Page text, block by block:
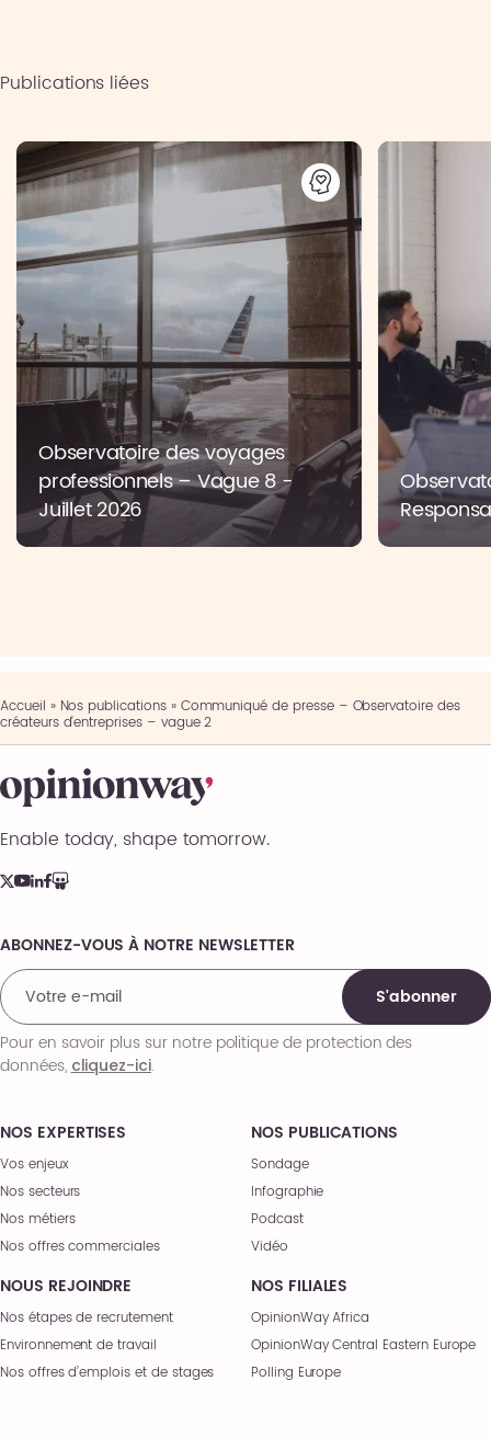
Publications liées
Observatoire des voyages
professionnels – Vague 8 -
Juillet 2026
Accueil » Nos publications» Communiqué de presse – Observatoire des
créateurs d’entreprises – vague 2
Enable today, shape tomorrow.
NOS EXPERTISES
Vos enjeux
Nos secteurs
Nos métiers
Nos offres commerciales
NOS PUBLICATIONS
Sondage
Infographie
Podcast
Vidéo
NOUS REJOINDRE
Nos étapes de recrutement
Environnement de travail
Nos offres d’emplois et de stages
NOS FILIALES
OpinionWay Africa
OpinionWay Central Eastern Europe
Polling Europe
Comments
ABONNEZ-VOUS À NOTRE NEWSLETTER
S'abonner
Pour en savoir plus sur notre politique de protection des
données,cliquez-ici.